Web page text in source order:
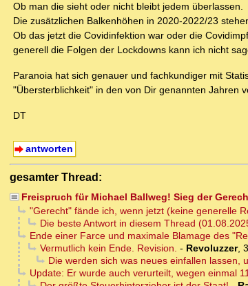
Ob man die sieht oder nicht bleibt jedem überlassen.
Die zusätzlichen Balkenhöhen in 2020-2022/23
Ob das jetzt die Covidinfektion war oder die
generell die Folgen der Lockdowns kann ich nicht
Paranoia hat sich genauer und fachkundiger mit
"Übersterblichkeit" in den von Dir genannten Jahren
DT
antworten
gesamter Thread:
Freispruch für Michael Ballweg! Sieg der
"Gerecht" fände ich, wenn jetzt (keine generelle
Die beste Antwort in diesem Thread
Ende einer Farce und maximale Blamage des
Vermutlich kein Ende. Revision. - Revoluzzer,
Die werden sich was neues einfallen lassen,
Update: Er wurde auch verurteilt, wegen einmal